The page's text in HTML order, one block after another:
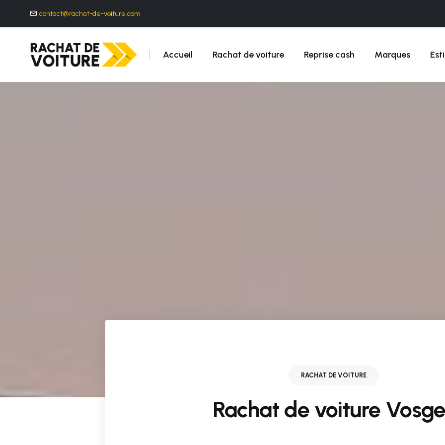
contact@rachat-de-voiture.com
Accueil Rachat de voiture Reprise cash Marques
RACHAT DE VOITURE
Rachat de voiture